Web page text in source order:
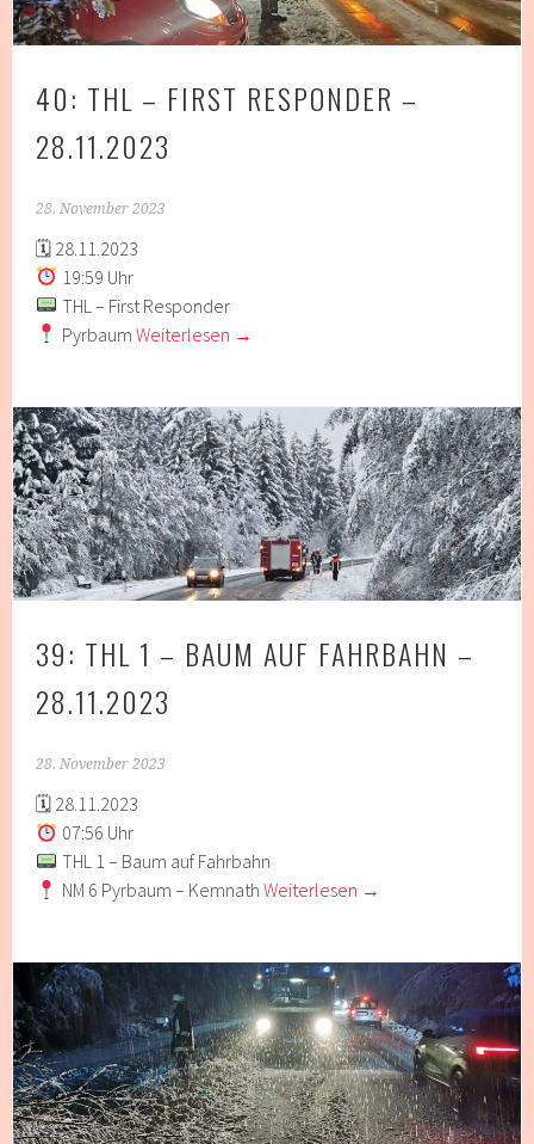
40: THL – FIRST RESPONDER –
28.11.2023
28. November 2023
🗓 28.11.2023
19:59 Uhr
THL – First Responder
Pyrbaum Weiterlesen →
39: THL 1 – BAUM AUF FAHRBAHN –
28.11.2023
28. November 2023
🗓 28.11.2023
07:56 Uhr
THL 1 – Baum auf Fahrbahn
NM 6 Pyrbaum – Kemnath Weiterlesen →